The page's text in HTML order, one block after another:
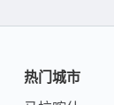
热门城市